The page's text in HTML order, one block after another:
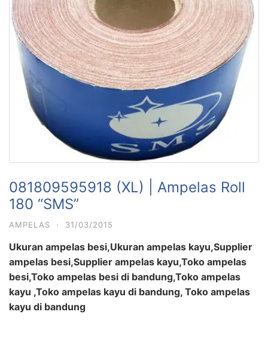
081809595918 (XL) | Ampelas Roll
180 “SMS”
AMPELAS · 31/03/2015
Ukuran ampelas besi,Ukuran ampelas kayu,Supplier
ampelas besi,Supplier ampelas kayu,Toko ampelas
besi,Toko ampelas besi di bandung,Toko ampelas
kayu ,Toko ampelas kayu di bandung, Toko ampelas
kayu di bandung